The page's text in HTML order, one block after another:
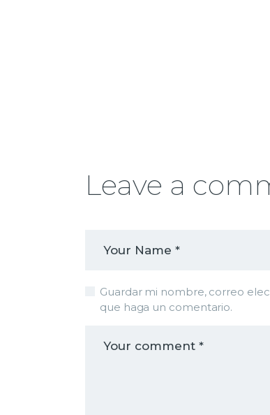
Leave a
Guardar mi nombre, correo
que haga un comentario.